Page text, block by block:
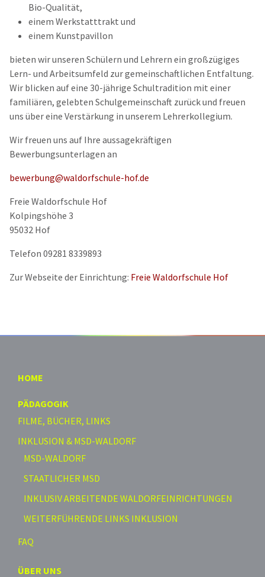
Bio-Qualität,
einem Werkstatttrakt und
einem Kunstpavillon
bieten wir unseren Schülern und Lehrern ein großzügiges
Lern- und Arbeitsumfeld zur gemeinschaftlichen Entfaltung.
Wir blicken auf eine 30-jährige Schultradition mit einer
familiären, gelebten Schulgemeinschaft zurück und freuen
uns über eine Verstärkung in unserem Lehrerkollegium.
Wir freuen uns auf Ihre aussagekräftigen
Bewerbungsunterlagen an
bewerbung@waldorfschule-hof.de
Freie Waldorfschule Hof
Kolpingshöhe 3
95032 Hof
Telefon 09281 8339893
Zur Webseite der Einrichtung: Freie Waldorfschule Hof
HOME
PÄDAGOGIK
FILME, BÜCHER, LINKS
INKLUSION & MSD-WALDORF
MSD-WALDORF
STAATLICHER MSD
INKLUSIV ARBEITENDE WALDORFEINRICHTUNGEN
WEITERFÜHRENDE LINKS INKLUSION
FAQ
ÜBER UNS